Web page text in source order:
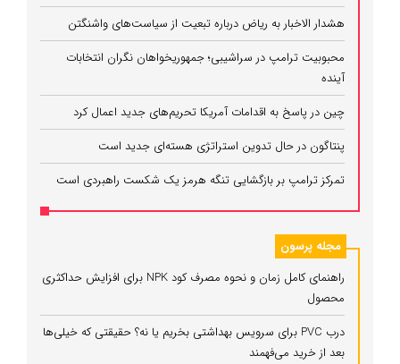
هشدار الاخبار به ریاض درباره تبعیت از سیاست‌های واشنگتن
محبوبیت ترامپ در سراشیبی؛ جمهوریخواهان نگران انتخابات
آینده
چین در پاسخ به اقدامات آمریکا تحریم‌های جدید اعمال کرد
پنتاگون در حال تدوین استراتژی هسته‌ای جدید است
تمرکز ترامپ بر بازگشایی تنگه هرمز یک شکست راهبردی است
مجله پرسون
راهنمای کامل زمان و نحوه مصرف کود NPK برای افزایش حداکثری
محصول
درب PVC برای سرویس بهداشتی بخریم یا نه؟ حقیقتی که خیلی‌ها
بعد از خرید می‌فهمند